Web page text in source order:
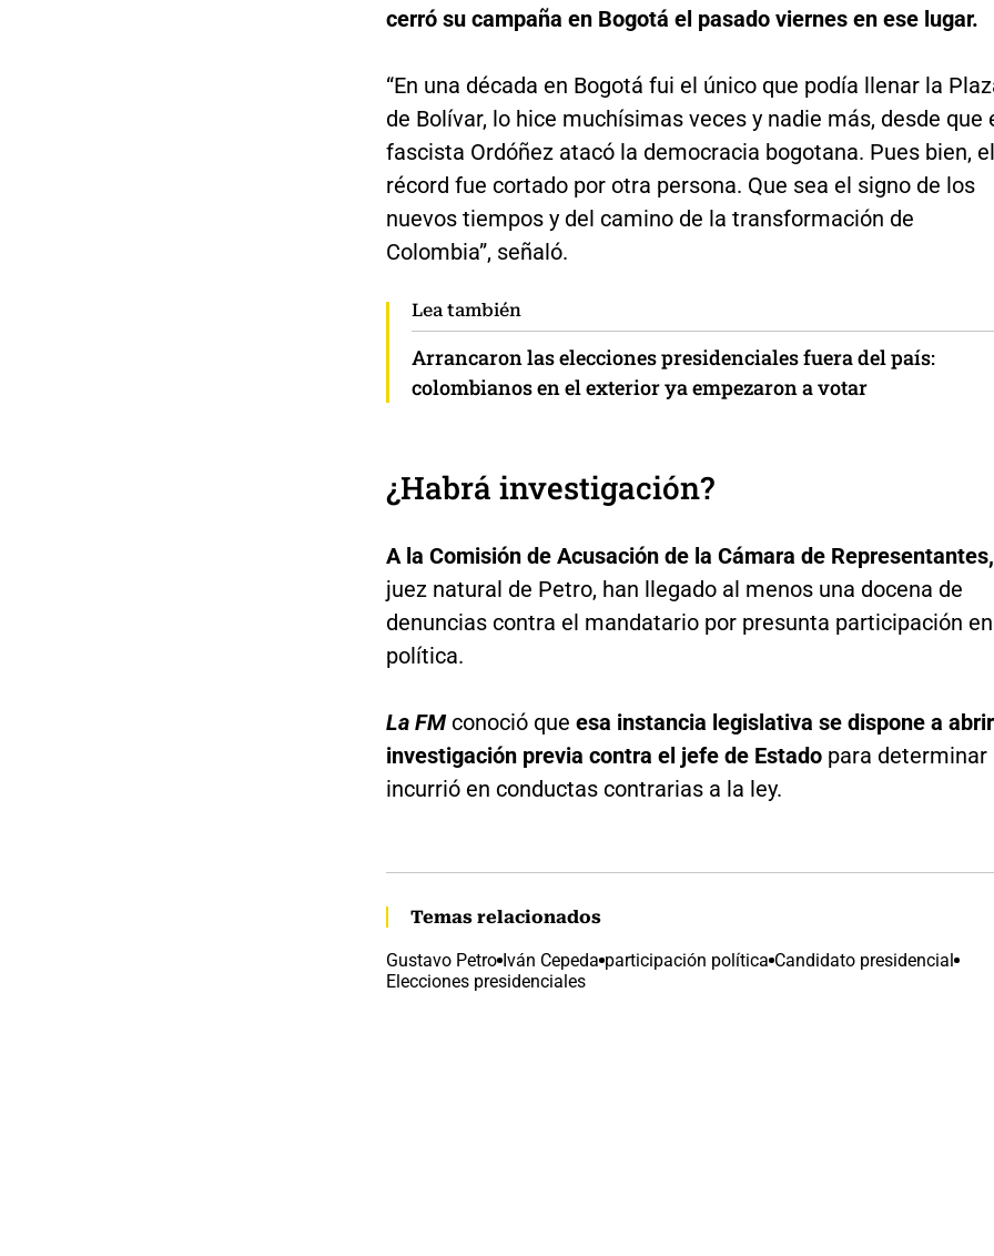
cerró su campaña en Bogotá el pasado viernes en ese lugar.
“En una década en Bogotá fui el único que podía llenar la
de Bolívar, lo hice muchísimas veces y nadie más, desde que
fascista Ordóñez atacó la democracia bogotana. Pues bien, el
récord fue cortado por otra persona. Que sea el signo de los
nuevos tiempos y del camino de la transformación de
Colombia”, señaló.
Lea también
Arrancaron las elecciones presidenciales fuera del país:
colombianos en el exterior ya empezaron a votar
¿Habrá investigación?
A la Comisión de Acusación de la Cámara de Representantes,
juez natural de Petro, han llegado al menos una docena de
denuncias contra el mandatario por presunta participación en
política.
La FM conoció que esa instancia legislativa se dispone a abrir
investigación previa contra el jefe de Estado para determinar
incurrió en conductas contrarias a la ley.
Temas relacionados
Gustavo Petro Iván Cepeda participación política Candidato presidencial
Elecciones presidenciales